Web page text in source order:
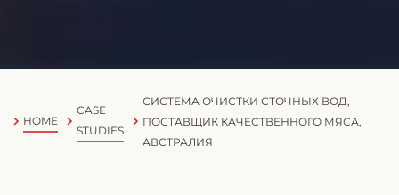
HOME
CASE
STUDIES
СИСТЕМА ОЧИСТКИ СТОЧНЫХ ВОД,
ПОСТАВЩИК КАЧЕСТВЕННОГО МЯСА,
АВСТРАЛИЯ